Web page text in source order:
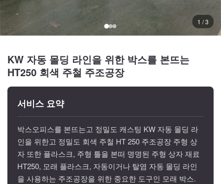
1 / 3
KW 자동 몰딩 라인을 위한 박스를 본뜨는
HT250 회색 주철 주조공장
서비스 요약
박스오피스를 본뜨는고 정밀도 캐스팅 KW 자동 몰딩 라
인을 위한고 정밀도 회색 주철 HT 250 주조공장 주형 상
자 또한 플라스크, 주형 틀을 본떠 명명된 주형 상자 재료
HT250, 모래 플라스크, 자동이거나 탈염 자동 몰딩 라인
을 사용하는 주조공장을 위한 중요한 도구인 모래 박스.